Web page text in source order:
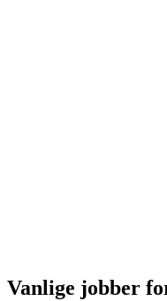
Vanlige jobber